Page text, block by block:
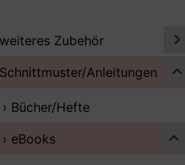
weiteres Zubehör
Schnittmuster/Anleitungen
› Bücher/Hefte
› eBooks